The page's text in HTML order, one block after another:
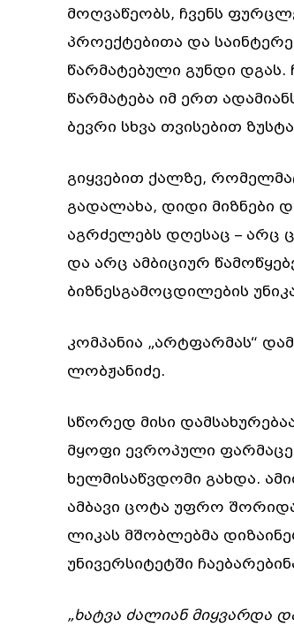
მოღვაწეობს, ჩვენს
პროექტებითა და
წარმატებული გუნდი დგას.
წარმატება იმ ერთ
ბევრი სხვა თვისებით
გიყვებით ქალზე,
გადალახა, დიდი მიზნები
აგრძელებს დღესაც – არც
და არც ამბიციურ
ბიზნესგამოცდილების
კომპანია „არტფარმას“
ლობჟანიძე.
სწორედ მისი
მყოფი ევროპული
ხელმისაწვდომი გახდა.
ამბავი ცოტა უფრო
ლიკას მშობლებმა
უნივერსიტეტში
„ხატვა ძალიან მიყვარდა